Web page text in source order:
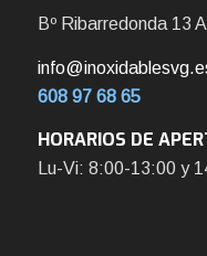
Bº Ribarredonda 13
608 97 68 65
HORARIOS DE
Lu-Vi: 8:00-13:00 y